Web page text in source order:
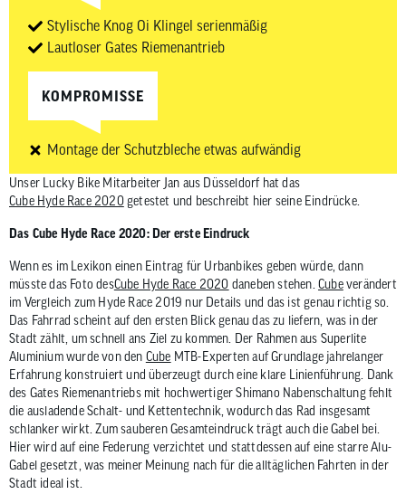
Stylische Knog Oi Klingel serienmäßig
Lautloser Gates Riemenantrieb
KOMPROMISSE
Montage der Schutzbleche etwas aufwändig
Unser Lucky Bike Mitarbeiter Jan aus Düsseldorf hat das
Cube Hyde Race 2020getestet und beschreibt hier seine Eindrücke.
Das Cube Hyde Race 2020: Der erste Eindruck
Wenn es im Lexikon einen Eintrag für Urbanbikes geben würde, dann
müsste das Foto desCube Hyde Race 2020 daneben stehen.Cubeverändert
im Vergleich zum Hyde Race 2019 nur Details und das ist genau richtig so.
Das Fahrrad scheint auf den ersten Blick genau das zu liefern, was in der
Stadt zählt, um schnell ans Ziel zu kommen. Der Rahmen aus Superlite
Aluminium wurde von den Cube MTB-Experten auf Grundlage jahrelanger
Erfahrung konstruiert und überzeugt durch eine klare Linienführung. Dank
des Gates Riemenantriebs mit hochwertiger Shimano Nabenschaltung fehlt
die ausladende Schalt- und Kettentechnik, wodurch das Rad insgesamt
schlanker wirkt. Zum sauberen Gesamteindruck trägt auch die Gabel bei.
Hier wird auf eine Federung verzichtet und stattdessen auf eine starre Alu-
Gabel gesetzt, was meiner Meinung nach für die alltäglichen Fahrten in der
Stadt ideal ist.